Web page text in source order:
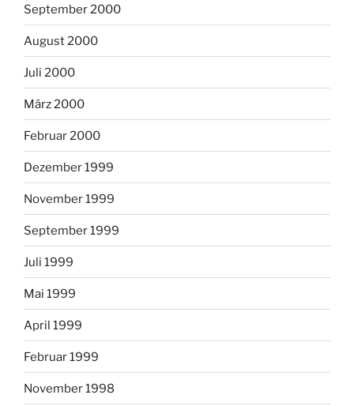
September 2000
August 2000
Juli 2000
März 2000
Februar 2000
Dezember 1999
November 1999
September 1999
Juli 1999
Mai 1999
April 1999
Februar 1999
November 1998